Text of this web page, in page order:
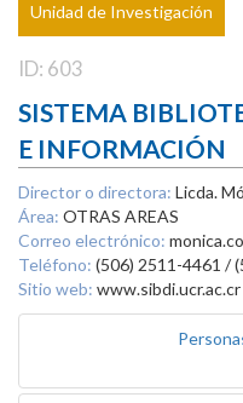
Unidad de Investigación
ID: 603
SISTEMA
E INFORMACIÓN
Director o directora: Licda.
Área: OTRAS AREAS
Correo electrónico:
Teléfono: (506) 2511-4461 /
Sitio web: www.sibdi.ucr.ac.cr